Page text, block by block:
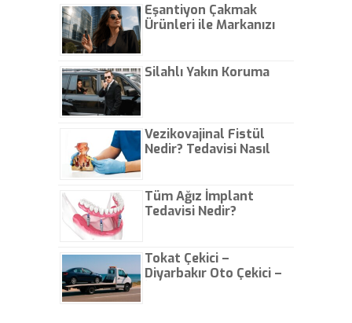
Eşantiyon Çakmak
Ürünleri ile Markanızı
Silahlı Yakın Koruma
Vezikovajinal Fistül
Nedir? Tedavisi Nasıl
Tüm Ağız İmplant
Tedavisi Nedir?
Tokat Çekici –
Diyarbakır Oto Çekici –